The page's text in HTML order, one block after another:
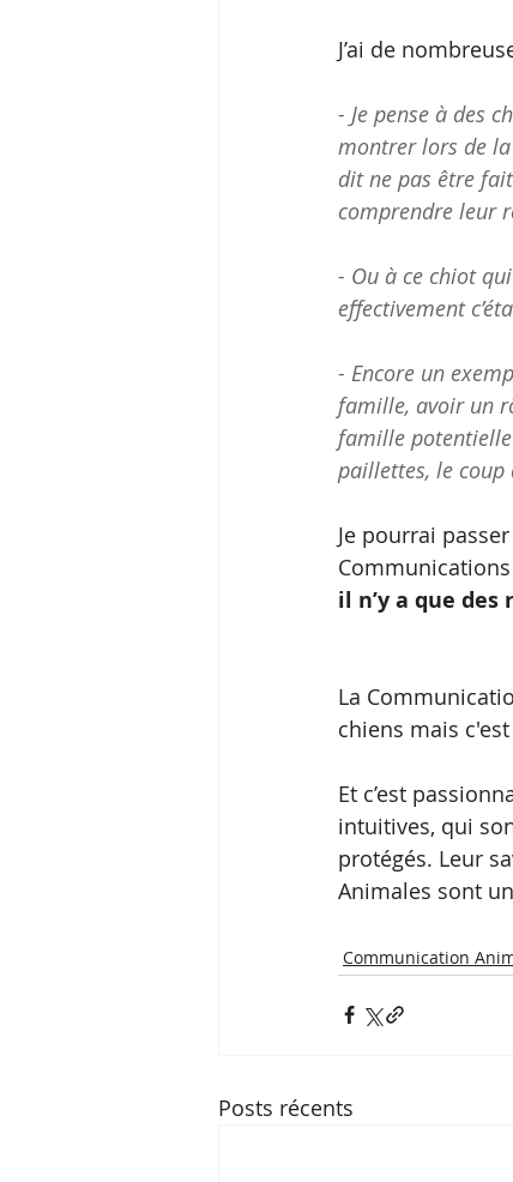
J’ai de
- Je pense à des
montrer lors de la
dit ne pas être
comprendre leur
- Ou à ce chiot
effectivement
- Encore un
famille, avoir un
famille
paillettes, le
Je pourrai
il n’y a que des
La
chiens mais
Et c’est
intuitives, qui
protégés. Leur
Animales sont
Communication
Posts récents